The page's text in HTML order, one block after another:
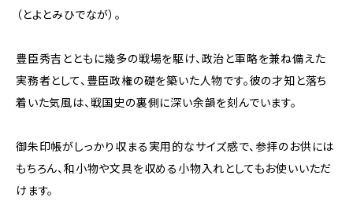
（とよとみひでなが）。
豊臣秀吉とともに幾多の戦場を駆け、政治と軍略を兼ね備えた
実務者として、豊臣政権の礎を築いた人物です。彼の才知と落ち
着いた気風は、戦国史の裏側に深い余韻を刻んでいます。
御朱印帳がしっかり収まる実用的なサイズ感で、参拝のお供には
もちろん、和小物や文具を収める小物入れとしてもお使いいただ
けます。